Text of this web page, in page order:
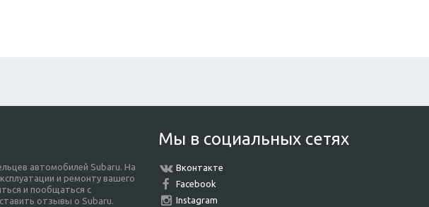
автомобилей Subaru. На
и ремонту вашего
и пообщаться с
отзывы о Subaru.
Мы в социальных сетях
Вконтакте
Facebook
Instagram